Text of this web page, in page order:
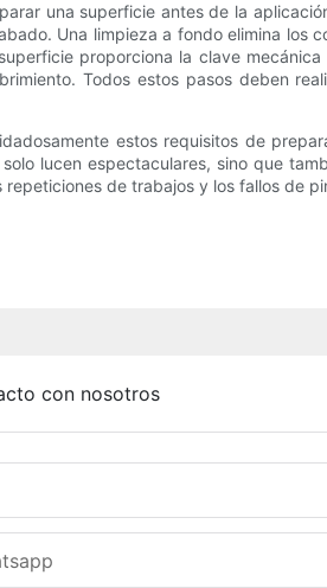
una superficie antes de la
Una limpieza a fondo elimina los
proporciona la clave
Todos estos pasos deben
estos requisitos de
lucen espectaculares, sino que
repeticiones de trabajos y los fallos de
con nosotros